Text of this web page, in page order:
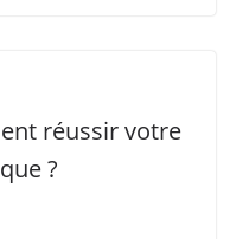
réussir votre
?